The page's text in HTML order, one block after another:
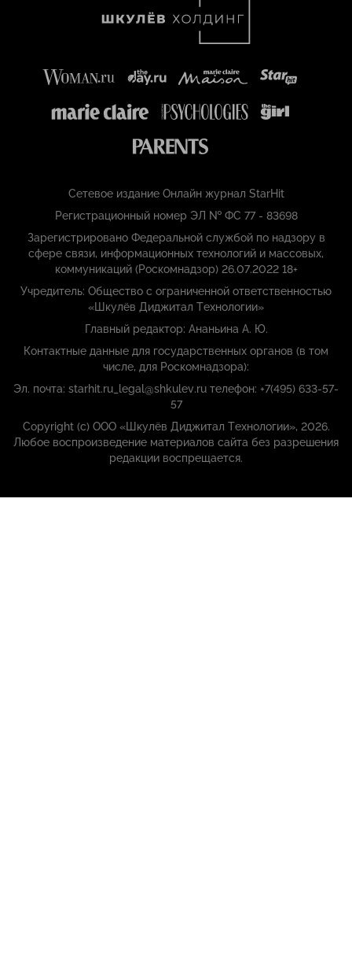
Сетевое издание Онлайн журнал StarHit
Регистрационный номер ЭЛ № ФС 77 - 83698
Зарегистрировано Федеральной службой по надзору в
сфере связи, информационных технологий и массовых,
коммуникаций (Роскомнадзор) 26.07.2022 18+
Учредитель: Общество с ограниченной ответственностью
«Шкулёв Диджитал Технологии»
Главный редактор: Ананьина А. Ю.
Контактные данные для государственных органов (в том
числе, для Роскомнадзора):
Эл. почта: starhit.ru_legal@shkulev.ru телефон: +7(495) 633-57-
57
Copyright (с) ООО «Шкулёв Диджитал Технологии», 2026.
Любое воспроизведение материалов сайта без разрешения
редакции воспрещается.